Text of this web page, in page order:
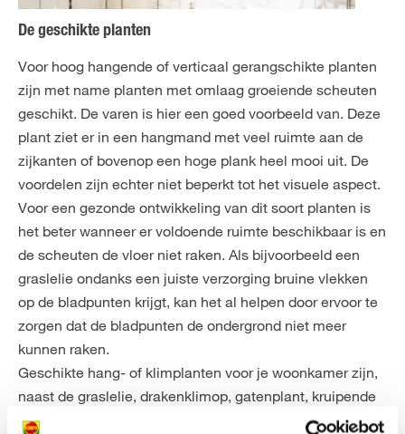
De geschikte planten
Voor hoog hangende of verticaal gerangschikte planten
zijn met name planten met omlaag groeiende scheuten
geschikt. De varen is hier een goed voorbeeld van. Deze
plant ziet er in een hangmand met veel ruimte aan de
zijkanten of bovenop een hoge plank heel mooi uit. De
voordelen zijn echter niet beperkt tot het visuele aspect.
Voor een gezonde ontwikkeling van dit soort planten is
het beter wanneer er voldoende ruimte beschikbaar is en
de scheuten de vloer niet raken. Als bijvoorbeeld een
graslelie ondanks een juiste verzorging bruine vlekken
op de bladpunten krijgt, kan het al helpen door ervoor te
zorgen dat de bladpunten de ondergrond niet meer
kunnen raken.
Geschikte hang- of klimplanten voor je woonkamer zijn,
naast de graslelie, drakenklimop, gatenplant, kruipende
ficus, Philodendron, echt venushaar, Cerinthe major